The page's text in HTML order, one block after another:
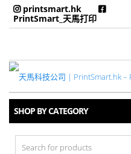
printsmart.hk
PrintSmart_天馬打印
SHOP BY CATEGORY
Search
for: